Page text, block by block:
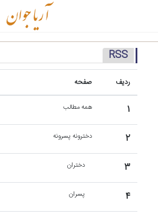
RSS
ردیف صفحه
۱ همه مطالب
۲ دخترونه پسرونه
۳ دختران
۴ پسران